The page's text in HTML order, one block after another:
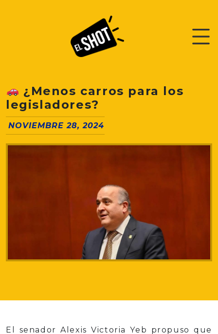
¿Menos carros para los
legisladores?
NOVIEMBRE 28, 2024
El senador Alexis Victoria Yeb propuso que